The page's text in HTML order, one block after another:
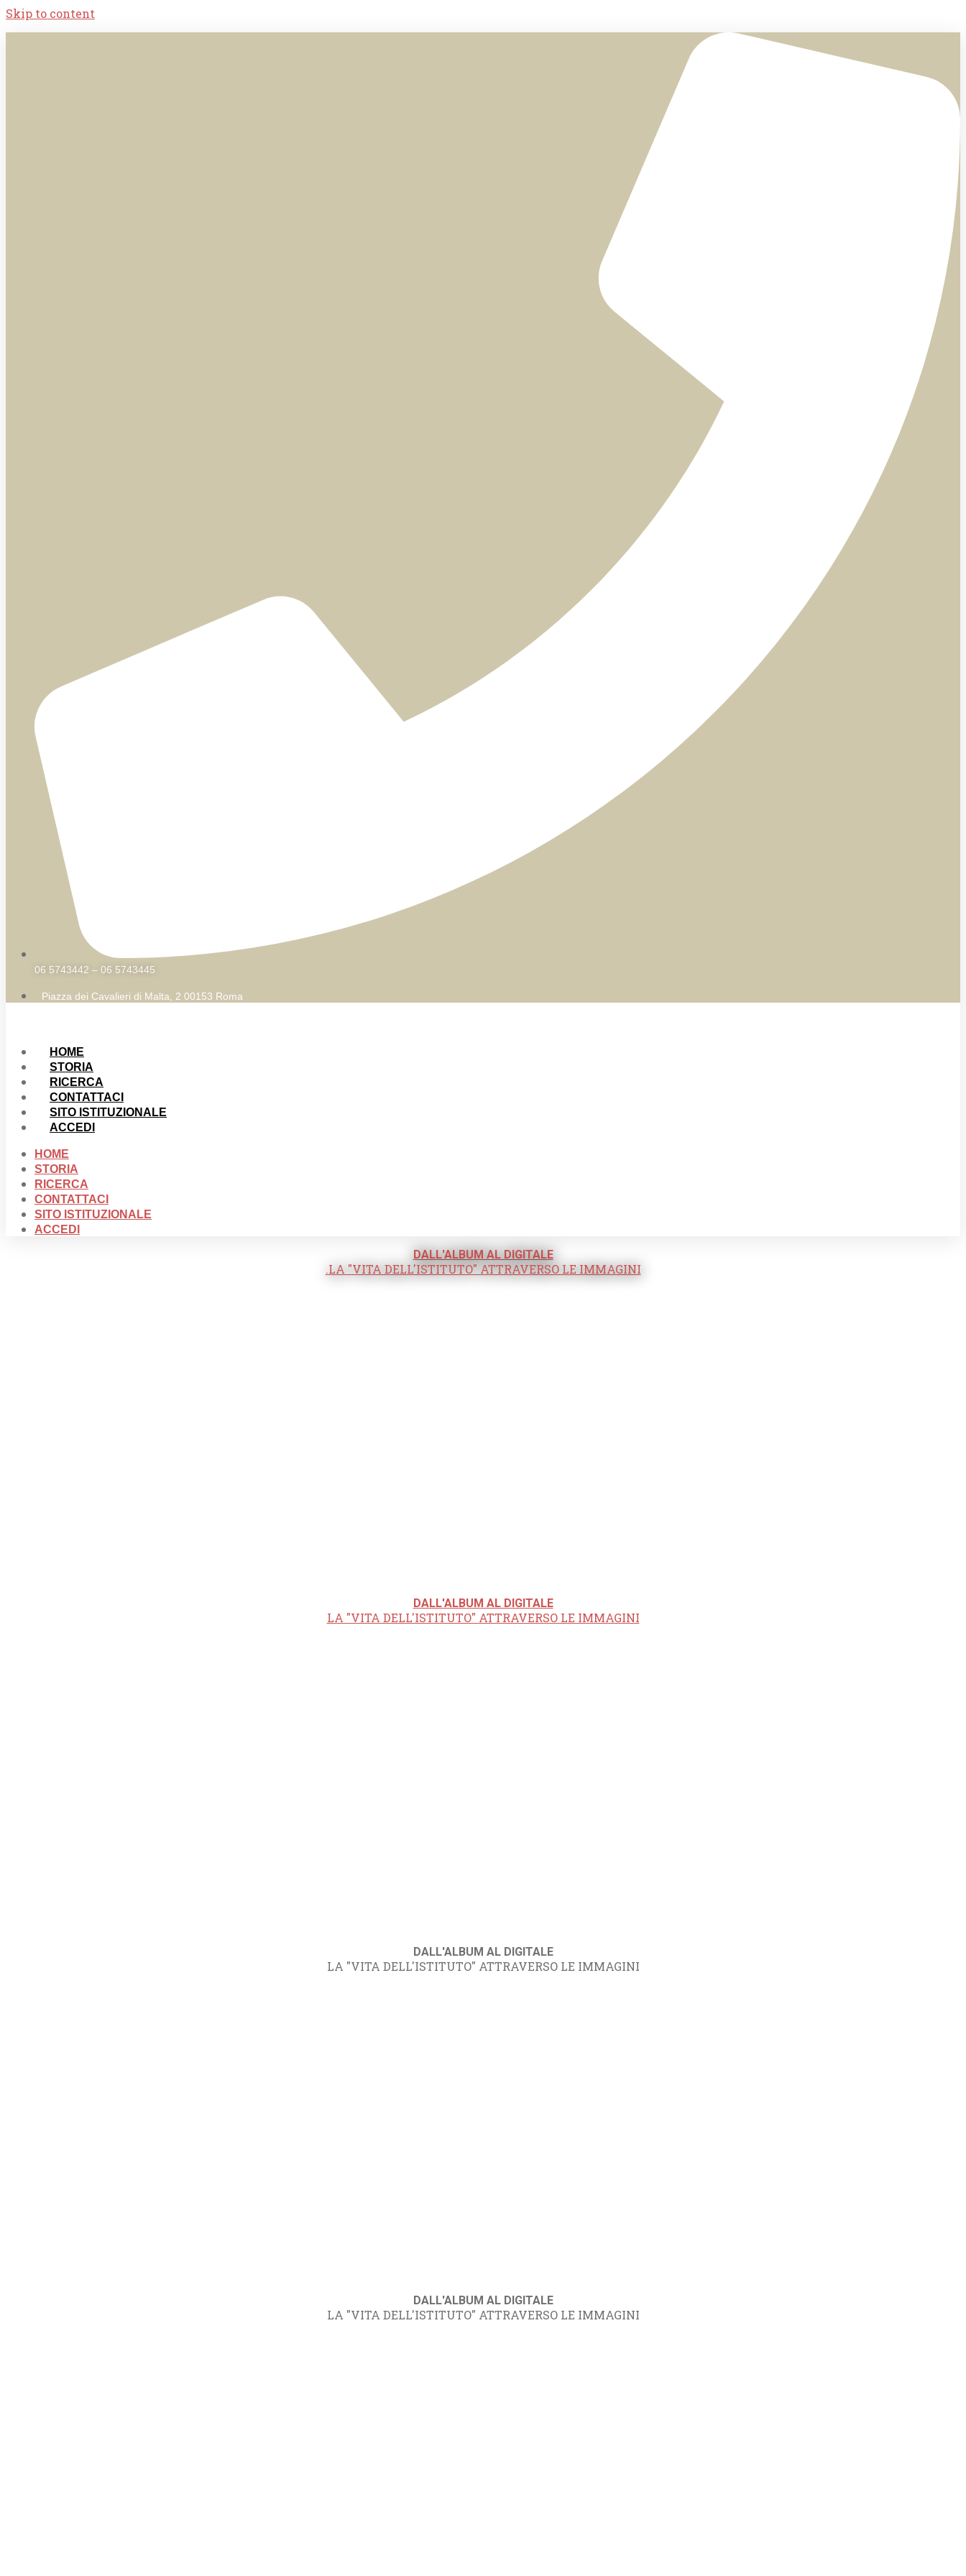
Skip to content
06 5743442 – 06 5743445
Piazza dei Cavalieri di Malta, 2 00153 Roma
HOME
STORIA
RICERCA
CONTATTACI
SITO ISTITUZIONALE
ACCEDI
HOME
STORIA
RICERCA
CONTATTACI
SITO ISTITUZIONALE
ACCEDI
DALL'ALBUM AL DIGITALE
.LA "VITA DELL'ISTITUTO" ATTRAVERSO LE IMMAGINI
DALL'ALBUM AL DIGITALE
LA "VITA DELL'ISTITUTO" ATTRAVERSO LE IMMAGINI
DALL'ALBUM AL DIGITALE
LA "VITA DELL'ISTITUTO" ATTRAVERSO LE IMMAGINI
DALL'ALBUM AL DIGITALE
LA "VITA DELL'ISTITUTO" ATTRAVERSO LE IMMAGINI